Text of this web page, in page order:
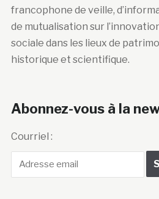
francophone de veille,
de mutualisation sur
sociale dans les lieux de
historique et scientifique.
Abonnez-vous à la
Courriel :